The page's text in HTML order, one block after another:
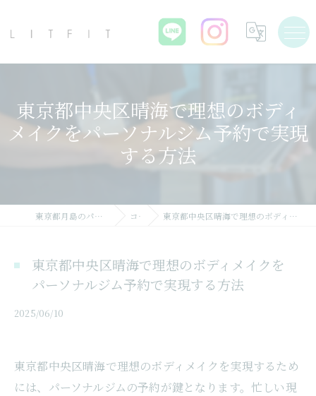
東京都中央区晴海で理想のボディ
メイクをパーソナルジム予約で実現
する方法
東京都月島のパーソナルジムならLIT FIT コラム 東京都中央区晴海で理想のボディメイクをパーソナルジム予約で実現する方法
東京都中央区晴海で理想のボディメイクを
パーソナルジム予約で実現する方法
2025/06/10
東京都中央区晴海で理想のボディメイクを実現するため
には、パーソナルジムの予約が鍵となります。忙しい現